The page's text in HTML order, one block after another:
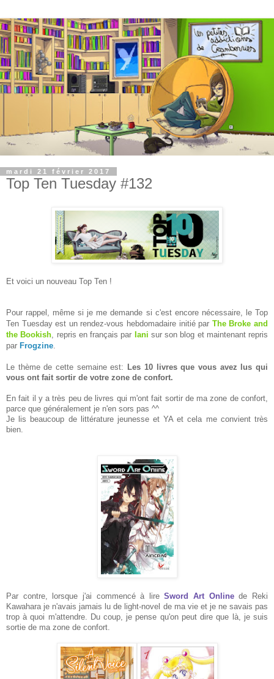
mardi 21 février 2017
Top Ten Tuesday #132
Et voici un nouveau Top Ten !
Pour rappel, même si je me demande si c'est encore nécessaire, le Top
Ten Tuesday est un rendez-vous hebdomadaire initié par The Broke and
the Bookish , repris en français par Iani sur son blog et maintenant repris
par Frogzine
Le thème de cette semaine est:
Les 10 livres que vous avez lus qui
vous ont fait sortir de votre zone de confort.
En fait il y a très peu de livres qui m'ont fait sortir de ma zone de confort,
parce que généralement je n'en sors pas ^^
Je lis beaucoup de littérature jeunesse et YA et cela me convient très
bien.
Par contre, lorsque j'ai commencé à lireSword Art Onlinede Reki
Kawahara je n'avais jamais lu de light-novel de ma vie et je ne savais pas
trop à quoi m'attendre. Du coup, je pense qu'on peut dire que là, je suis
sortie de ma zone de confort.